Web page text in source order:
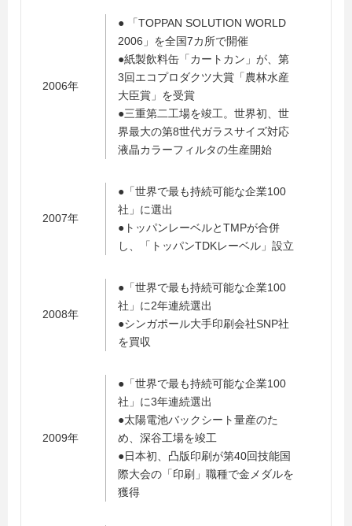
2006年
● 「TOPPAN SOLUTION WORLD
2006」を全国7カ所で開催
●紙製飲料缶「カートカン」が、第
3回エコプロダクツ大賞「農林水産
大臣賞」を受賞
●三重第二工場を竣工。世界初、世
界最大の第8世代ガラスサイズ対応
液晶カラーフィルタの生産開始
2007年
●「世界で最も持続可能な企業100
社」に選出
●トッパンレーベルとTMPが合併
し、「トッパンTDKレーベル」設立
2008年
●「世界で最も持続可能な企業100
社」に2年連続選出
●シンガポール大手印刷会社SNP社
を買収
2009年
●「世界で最も持続可能な企業100
社」に3年連続選出
●太陽電池バックシート量産のた
め、深谷工場を竣工
●日本初、凸版印刷が第40回技能国
際大会の「印刷」職種で金メダルを
獲得